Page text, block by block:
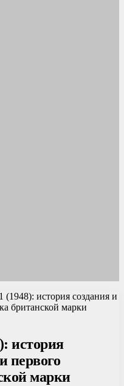
(1948): история создания и
британской марки
история
первого
марки